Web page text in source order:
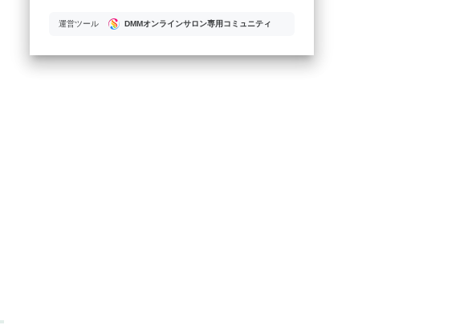
運営ツール DMMオンラインサロン専用コミュニティ